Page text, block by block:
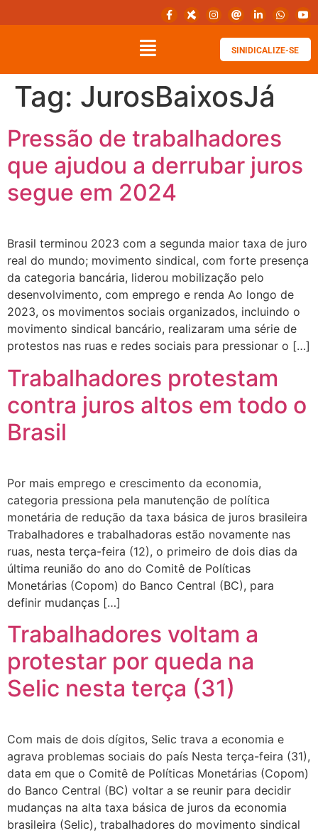
SINIDICALIZE-SE
Tag: JurosBaixosJá
Pressão de trabalhadores
que ajudou a derrubar juros
segue em 2024
Brasil terminou 2023 com a segunda maior taxa de juro
real do mundo; movimento sindical, com forte presença
da categoria bancária, liderou mobilização pelo
desenvolvimento, com emprego e renda Ao longo de
2023, os movimentos sociais organizados, incluindo o
movimento sindical bancário, realizaram uma série de
protestos nas ruas e redes sociais para pressionar o […]
Trabalhadores protestam
contra juros altos em todo o
Brasil
Por mais emprego e crescimento da economia,
categoria pressiona pela manutenção de política
monetária de redução da taxa básica de juros brasileira
Trabalhadores e trabalhadoras estão novamente nas
ruas, nesta terça-feira (12), o primeiro de dois dias da
última reunião do ano do Comitê de Políticas
Monetárias (Copom) do Banco Central (BC), para
definir mudanças […]
Trabalhadores voltam a
protestar por queda na
Selic nesta terça (31)
Com mais de dois dígitos, Selic trava a economia e
agrava problemas sociais do país Nesta terça-feira (31),
data em que o Comitê de Políticas Monetárias (Copom)
do Banco Central (BC) voltar a se reunir para decidir
mudanças na alta taxa básica de juros da economia
brasileira (Selic), trabalhadores do movimento sindical